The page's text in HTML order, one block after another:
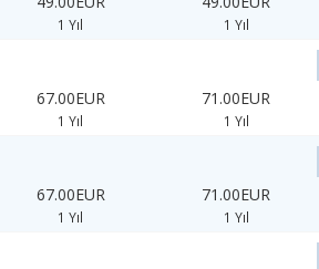
1 Yıl 1 Yıl
67.00EUR
1 Yıl
71.00EUR
1 Yıl
67.00EUR
1 Yıl
71.00EUR
1 Yıl